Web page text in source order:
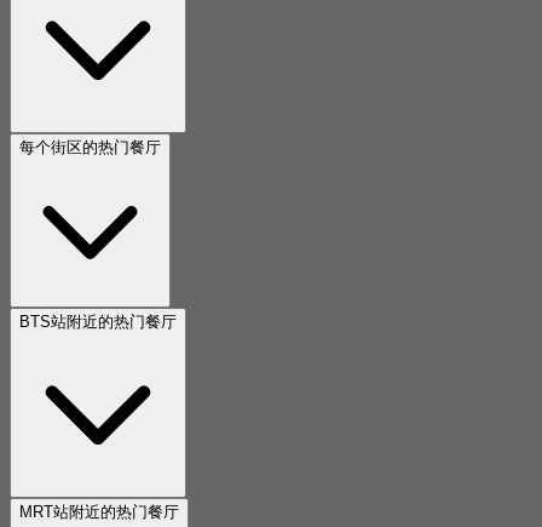
每个街区的热门餐厅
BTS站附近的热门餐厅
MRT站附近的热门餐厅